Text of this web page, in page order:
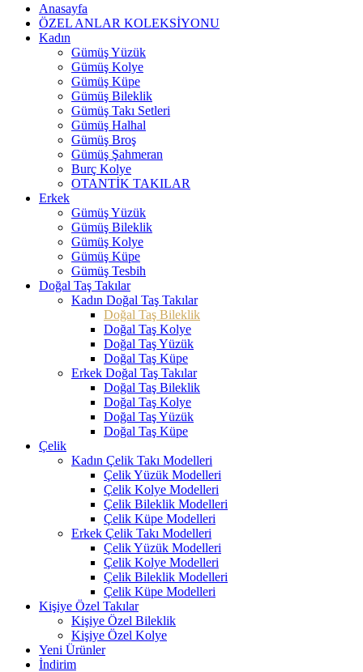
Anasayfa
ÖZEL ANLAR KOLEKSİYONU
Kadın
Gümüş Yüzük
Gümüş Kolye
Gümüş Küpe
Gümüş Bileklik
Gümüş Takı Setleri
Gümüş Halhal
Gümüş Broş
Gümüş Şahmeran
Burç Kolye
OTANTİK TAKILAR
Erkek
Gümüş Yüzük
Gümüş Bileklik
Gümüş Kolye
Gümüş Küpe
Gümüş Tesbih
Doğal Taş Takılar
Kadın Doğal Taş Takılar
Doğal Taş Bileklik
Doğal Taş Kolye
Doğal Taş Yüzük
Doğal Taş Küpe
Erkek Doğal Taş Takılar
Doğal Taş Bileklik
Doğal Taş Kolye
Doğal Taş Yüzük
Doğal Taş Küpe
Çelik
Kadın Çelik Takı Modelleri
Çelik Yüzük Modelleri
Çelik Kolye Modelleri
Çelik Bileklik Modelleri
Çelik Küpe Modelleri
Erkek Çelik Takı Modelleri
Çelik Yüzük Modelleri
Çelik Kolye Modelleri
Çelik Bileklik Modelleri
Çelik Küpe Modelleri
Kişiye Özel Takılar
Kişiye Özel Bileklik
Kişiye Özel Kolye
Yeni Ürünler
İndirim